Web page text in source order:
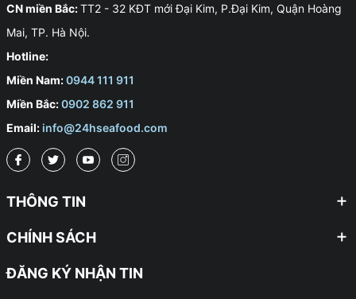
CN miền Bắc:TT2 - 32 KĐT mới Đại Kim, P.Đại Kim, Quận Hoàng
Mai, TP. Hà Nội.
Hotline:
Miền Nam:0944 111 911
Miền Bắc:0902 862 911
Email: info@24hseafood.com
THÔNG TIN
CHÍNH SÁCH
ĐĂNG KÝ NHẬN TIN